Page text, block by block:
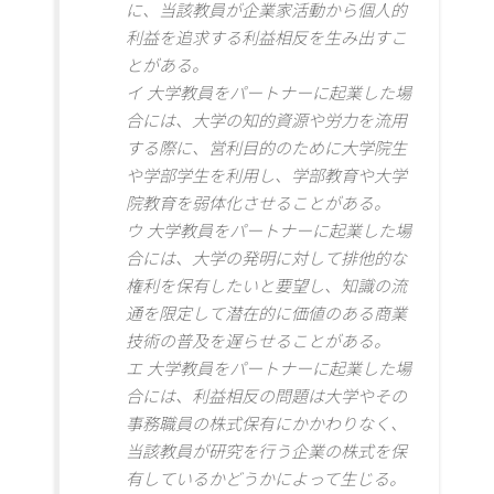
に、当該教員が企業家活動から個人的
利益を追求する利益相反を生み出すこ
とがある。
イ 大学教員をパートナーに起業した場
合には、大学の知的資源や労力を流用
する際に、営利目的のために大学院生
や学部学生を利用し、学部教育や大学
院教育を弱体化させることがある。
ウ 大学教員をパートナーに起業した場
合には、大学の発明に対して排他的な
権利を保有したいと要望し、知識の流
通を限定して潜在的に価値のある商業
技術の普及を遅らせることがある。
エ 大学教員をパートナーに起業した場
合には、利益相反の問題は大学やその
事務職員の株式保有にかかわりなく、
当該教員が研究を行う企業の株式を保
有しているかどうかによって生じる。